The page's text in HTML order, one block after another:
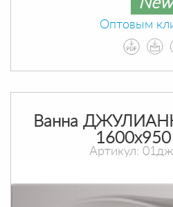
New
Оптовым
Ванна
1600х950
Артикул: